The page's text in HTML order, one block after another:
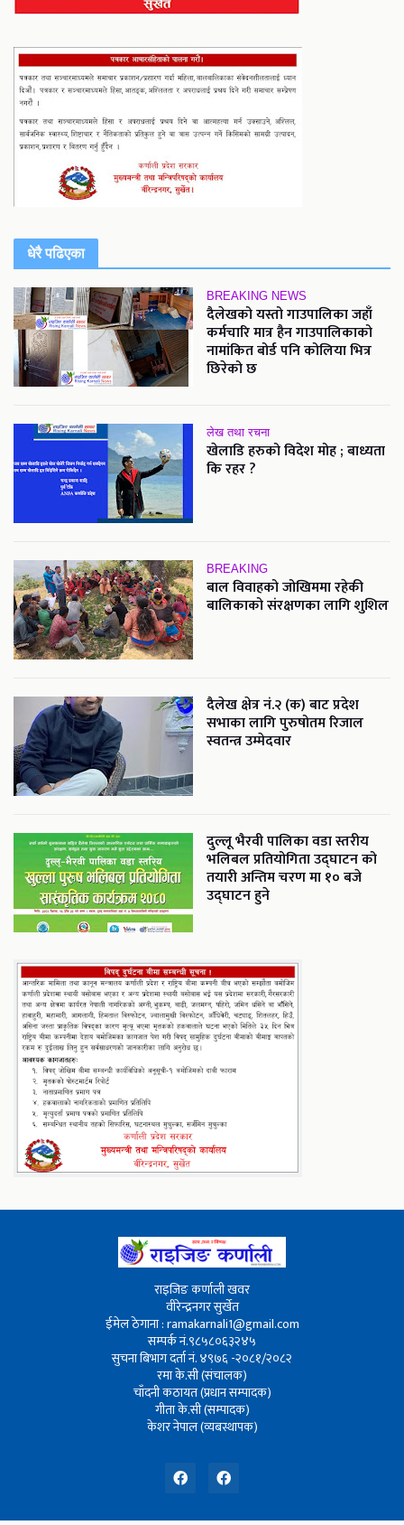
धेरै पढिएका
BREAKING NEWS
दैलेखको यस्तो गाउपालिका जहाँ
कर्मचारि मात्र हैन गाउपालिकाको
नामांकित बोर्ड पनि कोलिया भित्र
छिरेको छ
लेख तथा रचना
खेलाडि हरुको विदेश मोह ; बाध्यता
कि रहर ?
BREAKING
बाल विवाहको जोखिममा रहेकी
बालिकाको संरक्षणका लागि शुशिल
दैलेख क्षेत्र नं.२ (क) बाट प्रदेश
सभाका लागि पुरुषोतम रिजाल
स्वतन्त्र उम्मेदवार
दुल्लू भैरवी पालिका वडा स्तरीय
भलिबल प्रतियोगिता उद्घाटन को
तयारी अन्तिम चरण मा १० बजे
उद्घाटन हुने
राइजिङ कर्णाली खवर
वीरेन्द्रनगर सुर्खेत
ईमेल ठेगाना : ramakarnali1@gmail.com
सम्पर्क नं.९८५८०६३२४५
सुचना बिभाग दर्ता नं. ४९७६ -२०८१/२०८२
रमा के.सी (संचालक)
चाँदनी कठायत (प्रधान सम्पादक)
गीता के.सी (सम्पादक)
केशर नेपाल (व्यबस्थापक)